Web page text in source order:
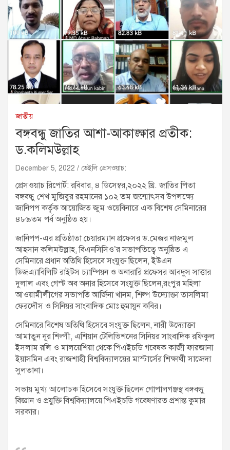
জাতীয়
বঙ্গবন্ধু জাতির আশা-আকাঙ্ক্ষার প্রতীক:
ড.কলিমউল্লাহ
December 5, 2022 ডেইলি প্রেসওয়াচ:
প্রেসওয়াচ রিপোর্ট: রবিবার, ৪ ডিসেম্বর,২০২২ খ্রি. জাতির পিতা
বঙ্গবন্ধু শেখ মুজিবুর রহমানের ১০২ তম জন্মোৎসব উপলক্ষ্যে
জানিপপ কর্তৃক আয়োজিত জুম ওয়েবিনারে এক বিশেষ সেমিনারের
৪৮৯তম পর্ব অনুষ্ঠিত হয়।
জানিপপ-এর প্রতিষ্ঠাতা চেয়ারম্যান প্রফেসর ড.মেজর নাজমুল
আহসান কলিমউল্লাহ, বিএনসিসিও’র সভাপতিত্বে অনুষ্ঠিত এ
সেমিনারে প্রধান অতিথি হিসেবে সংযুক্ত ছিলেন, ইউএন
ডিজএ্যাবিলিটি রাইটস চ্যাম্পিয়ন ও অনারারি প্রফেসর আবদুস সাত্তার
দুলাল এবং গেস্ট অব অনার হিসেবে সংযুক্ত ছিলেন,রংপুর মহিলা
আওয়ামীলীগের সভাপতি আর্জিনা খানম, শিল্প উদ্যোক্তা তাসলিমা
ফেরদৌস ও সিনিয়র সাংবাদিক মোঃ হুমায়ুন কবির।
সেমিনারে বিশেষ অতিথি হিসেবে সংযুক্ত ছিলেন, নারী উদ্যোক্তা
আমাতুন নূর শিল্পী, এশিয়ান টেলিভিশনের সিনিয়র সাংবাদিক রফিকুল
ইসলাম রলি ও মালয়েশিয়া থেকে পিএইচডি গবেষক কাজী ফারজানা
ইয়াসমিন এবং রাজশাহী বিশ্ববিদ্যালয়ের মাস্টার্সের শিক্ষার্থী সাজেদা
সুলতানা।
সভায় মুখ্য আলোচক হিসেবে সংযুক্ত ছিলেন গোপালগঞ্জস্থ বঙ্গবন্ধু
বিজ্ঞান ও প্রযুক্তি বিশ্ববিদ্যালয়ে পিএইচডি গবেষণারত প্রশান্ত কুমার
সরকার।